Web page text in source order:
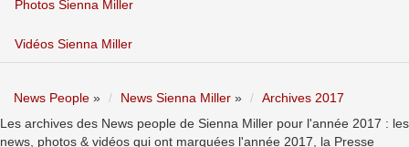
Photos Sienna Miller
Vidéos Sienna Miller
News People » News Sienna Miller »
Archives 2017
Les archives des News people de Sienna Miller pour l'année 2017 : les
news, photos & vidéos qui ont marquées l'année 2017, la Presse